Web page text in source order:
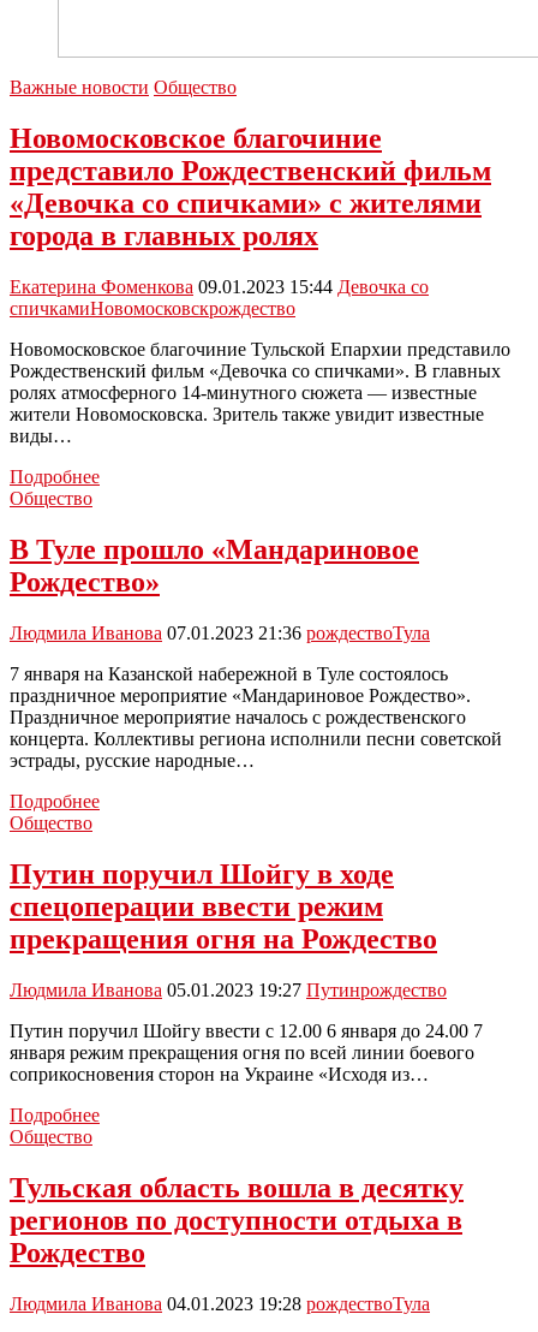
Важные новости Общество
Новомосковское благочиние
представило Рождественский фильм
«Девочка со спичками» с жителями
города в главных ролях
Екатерина Фоменкова 09.01.2023 15:44 Девочка со
спичкамиНовомосковскрождество
Новомосковское благочиние Тульской Епархии представило
Рождественский фильм «Девочка со спичками». В главных
ролях атмосферного 14-минутного сюжета — известные
жители Новомосковска. Зритель также увидит известные
виды…
ПодробнееНовомосковское
Рождественский
фильм
«Девочка
спичками»
с
жителями
города
в
главных
ролях
Общество
В Туле прошло «Мандариновое
Рождество»
Людмила Иванова 07.01.2023 21:36 рождествоТула
7 января на Казанской набережной в Туле состоялось
праздничное мероприятие «Мандариновое Рождество».
Праздничное мероприятие началось с рождественского
концерта. Коллективы региона исполнили песни советской
эстрады, русские народные…
ПодробнееВ
«Мандариновое
Рождество»
Общество
Путин поручил Шойгу в ходе
спецоперации ввести режим
прекращения огня на Рождество
Людмила Иванова 05.01.2023 19:27 Путинрождество
Путин поручил Шойгу ввести с 12.00 6 января до 24.00 7
января режим прекращения огня по всей линии боевого
соприкосновения сторон на Украине «Исходя из…
ПодробнееПутин
ходе
спецоперации
режим
огня
Общество
Тульская область вошла в десятку
регионов по доступности отдыха в
Рождество
Людмила Иванова 04.01.2023 19:28 рождествоТула